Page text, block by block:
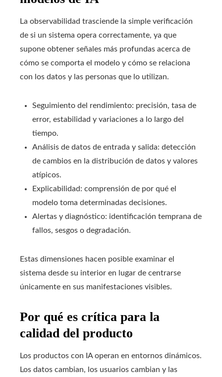
La observabilidad trasciende la simple verificación
de si un sistema opera correctamente, ya que
supone obtener señales más profundas acerca de
cómo se comporta el modelo y cómo se relaciona
con los datos y las personas que lo utilizan.
Seguimiento del rendimiento: precisión, tasa de
error, estabilidad y variaciones a lo largo del
tiempo.
Análisis de datos de entrada y salida: detección
de cambios en la distribución de datos y valores
atípicos.
Explicabilidad: comprensión de por qué el
modelo toma determinadas decisiones.
Alertas y diagnóstico: identificación temprana de
fallos, sesgos o degradación.
Estas dimensiones hacen posible examinar el
sistema desde su interior en lugar de centrarse
únicamente en sus manifestaciones visibles.
Por qué es crítica para la
calidad del producto
Los productos con IA operan en entornos dinámicos.
Los datos cambian, los usuarios cambian y las